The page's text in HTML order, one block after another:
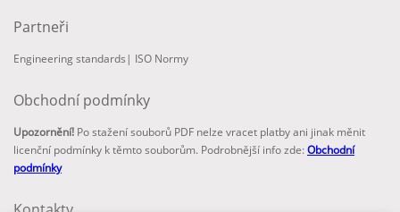
Partneři
Engineering standards | ISO Normy
Obchodní podmínky
Upozornění! Po stažení souborů PDF nelze vracet platby ani jinak měnit
licenční podmínky k těmto souborům. Podrobnější info zde:Obchodní
podmínky